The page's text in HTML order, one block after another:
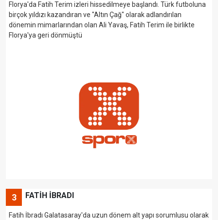
Florya'da Fatih Terim izleri hissedilmeye başlandı. Türk futboluna
birçok yıldızı kazandıran ve "Altın Çağ" olarak adlandırılan
dönemin mimarlarından olan Ali Yavaş, Fatih Terim ile birlikte
Florya'ya geri dönmüştü
3 FATİH İBRADI
Fatih İbradı Galatasaray'da uzun dönem alt yapı sorumlusu olarak